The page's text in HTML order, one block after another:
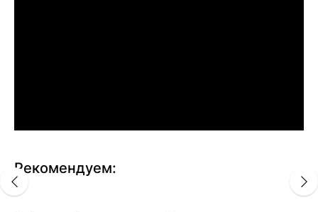
Рекомендуем: